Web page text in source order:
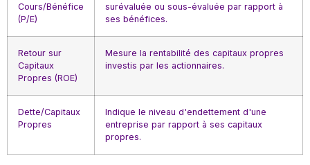
Cours/Bénéfice
(P/E)
surévaluée ou sous-évaluée par rapport à
ses bénéfices.
Retour sur
Capitaux
Propres (ROE)
Mesure la rentabilité des capitaux propres
investis par les actionnaires.
Dette/Capitaux
Propres
Indique le niveau d'endettement d'une
entreprise par rapport à ses capitaux
propres.